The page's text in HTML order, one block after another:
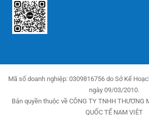
Mã số doanh nghiệp: 0309816756 do Sở Kế
ngày 09/03/2010.
Bản quyền thuộc về CÔNG TY TNHH THƯƠNG
QUỐC TẾ NAM VIỆT